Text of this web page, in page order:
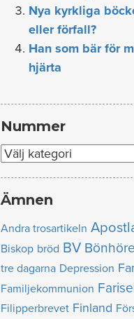
Nya kyrkliga
eller förfall?
Han som bär för
hjärta
Nummer
Nummer
Ämnen
Andra trosartikeln
Biskop bröd BV
tre dagarna Depression
Familjekommunion
Filipperbrevet Finland